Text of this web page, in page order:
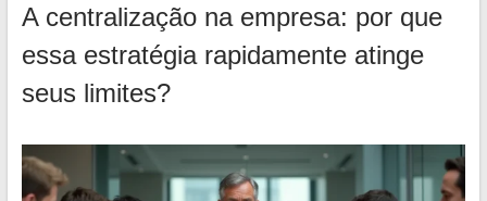
A centralização na empresa: por que
essa estratégia rapidamente atinge
seus limites?